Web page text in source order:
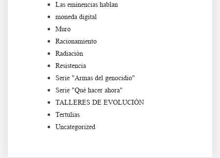
Las eminencias hablan
moneda digital
Muro
Racionamiento
Radiación
Resistencia
Serie "Armas del genocidio"
Serie "Qué hacer ahora"
TALLERES DE EVOLUCIÓN
Tertulias
Uncategorized